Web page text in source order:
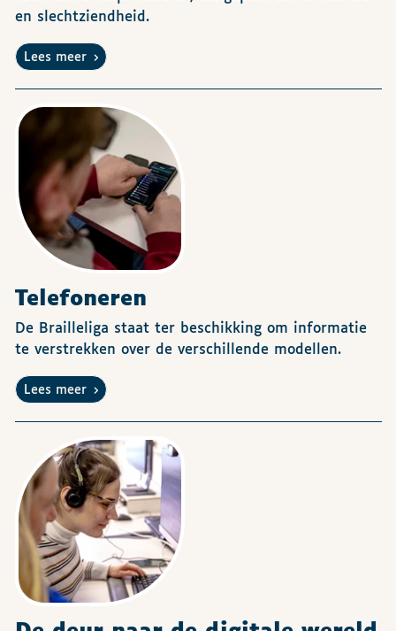
en slechtziendheid.
Lees meer
Telefoneren
De Brailleliga staat ter beschikking om informatie
te verstrekken over de verschillende modellen.
Lees meer